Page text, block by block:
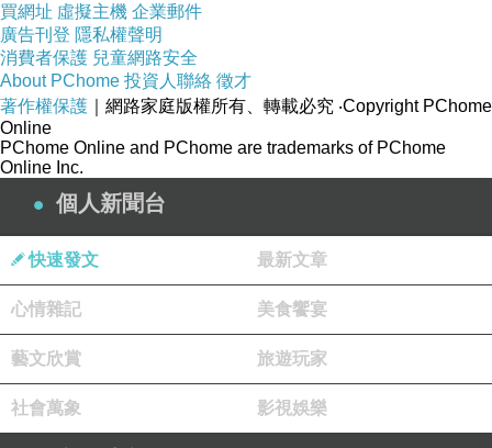
買網址 虛擬主機 企業郵件
廣告刊登 隱私權聲明
消費者保護 兒童網路安全
About PChome 投資人聯絡 徵才
著作權保護 ｜網路家庭版權所有、轉載必究 ‧Copyright PChome
Online
PChome Online and PChome are trademarks of PChome
Online Inc.
個人新聞台
快速發文 最新文章
心情雜記 美食饗宴
藝文欣賞 旅遊玩家
社會萬象 影視娛樂